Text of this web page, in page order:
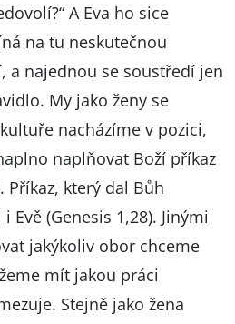
A Eva ho sice
na tu neskutečnou
a najednou se soustředí jen
My jako ženy se
nacházíme v pozici,
naplňovat Boží příkaz
který dal Bůh
Evě (Genesis 1,28). Jinými
jakýkoliv obor chceme
mít jakou práci
Stejně jako žena